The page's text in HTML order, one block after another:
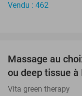
Vendu : 462
Massage au
ou deep tissue à
Vita green therapy